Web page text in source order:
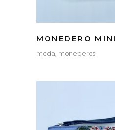
MONEDERO MINI
moda, monederos